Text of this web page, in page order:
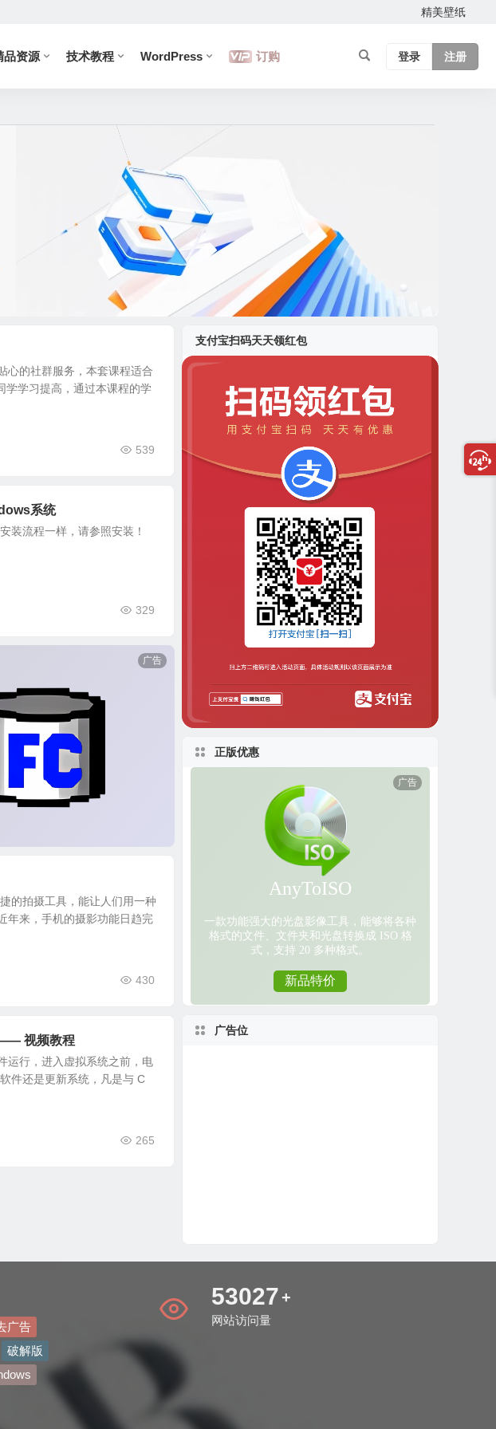
精美壁纸
品资源 技术教程 WordPress 订购 登录 注册
心的社群服务，本套课程适合
学学习提高，通过本课程的学
539
系统
装流程一样，请参照安装！
329
的拍摄工具，能让人们用一种
年来，手机的摄影功能日趋完
430
—— 视频教程
运行，进入虚拟系统之前，电
件还是更新系统，凡是与 C
265
支付宝扫码天天领红包
正版优惠
广告位
广告
破解版
60902 +
网站访问量